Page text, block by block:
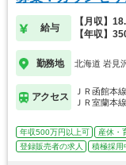
給与
【月収】
【年収】
勤務地 北海道 岩見
アクセス
ＪＲ函館本
ＪＲ室蘭本
年収500万円以上可 産休・
登録販売者の求人
積極採用